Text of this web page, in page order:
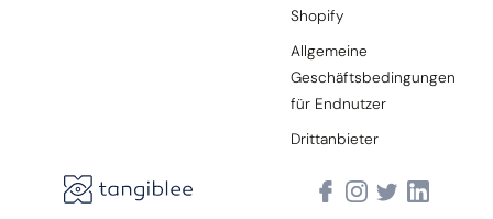
Shopify
Allgemeine
Geschäftsbedingungen
für Endnutzer
Drittanbieter